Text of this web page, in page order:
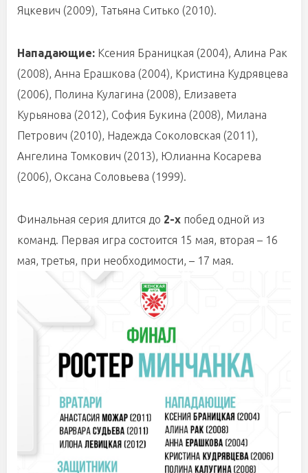
Яцкевич (2009), Татьяна Ситько (2010).
Нападающие: Ксения Браницкая (2004), Алина Рак
(2008), Анна Ерашкова (2004), Кристина Кудрявцева
(2006), Полина Кулагина (2008), Елизавета
Курьянова (2012), София Букина (2008), Милана
Петрович (2010), Надежда Соколовская (2011),
Ангелина Томкович (2013), Юлианна Косарева
(2006), Оксана Соловьева (1999).
Финальная серия длится до 2-х побед одной из
команд. Первая игра состоится 15 мая, вторая – 16
мая, третья, при необходимости, – 17 мая.